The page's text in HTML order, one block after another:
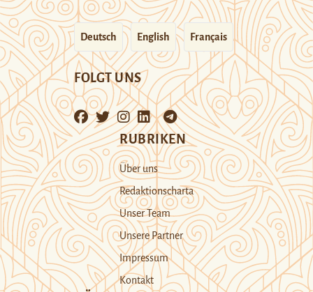
Deutsch English Français
FOLGT UNS
RUBRIKEN
Über uns
Redaktionscharta
Unser Team
Unsere Partner
Impressum
Kontakt